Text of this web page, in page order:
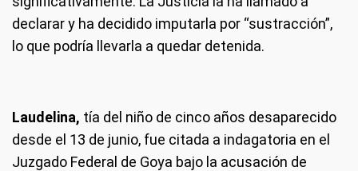
declarar y ha decidido imputarla por “sustracción”,
lo que podría llevarla a quedar detenida.
Laudelina, tía del niño de cinco años desaparecido
desde el 13 de junio, fue citada a indagatoria en el
Juzgado Federal de Goya bajo la acusación de